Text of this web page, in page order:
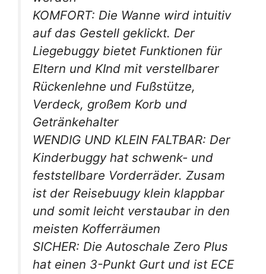
KOMFORT: Die Wanne wird intuitiv
auf das Gestell geklickt. Der
Liegebuggy bietet Funktionen für
Eltern und KInd mit verstellbarer
Rückenlehne und Fußstütze,
Verdeck, großem Korb und
Getränkehalter
WENDIG UND KLEIN FALTBAR: Der
Kinderbuggy hat schwenk- und
feststellbare Vorderräder. Zusam
ist der Reisebuugy klein klappbar
und somit leicht verstaubar in den
meisten Kofferräumen
SICHER: Die Autoschale Zero Plus
hat einen 3-Punkt Gurt und ist ECE